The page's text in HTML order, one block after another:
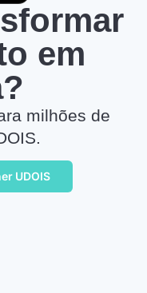
em
milhões de
UDOIS